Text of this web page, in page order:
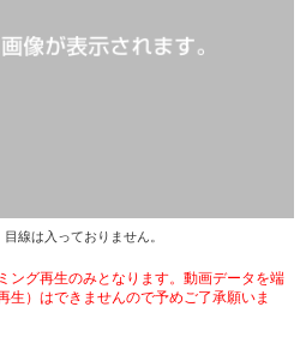
線は入っておりません。
ング再生のみとなります。動画データを端
生）はできませんので予めご了承願いま